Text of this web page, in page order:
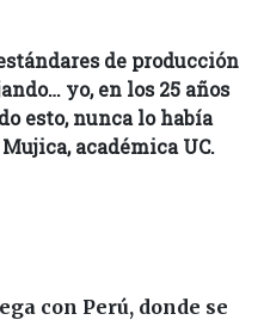
de producción
yo, en los 25 años
esto, nunca lo había
académica UC.
con Perú, donde se